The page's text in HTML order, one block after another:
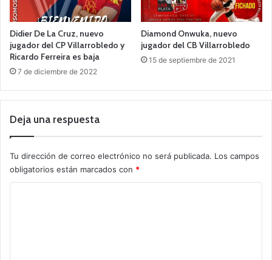
Didier De La Cruz, nuevo
jugador del CP Villarrobledo y
Ricardo Ferreira es baja
7 de diciembre de 2022
Diamond Onwuka, nuevo
jugador del CB Villarrobledo
15 de septiembre de 2021
Deja una respuesta
Tu dirección de correo electrónico no será publicada. Los campos
obligatorios están marcados con *